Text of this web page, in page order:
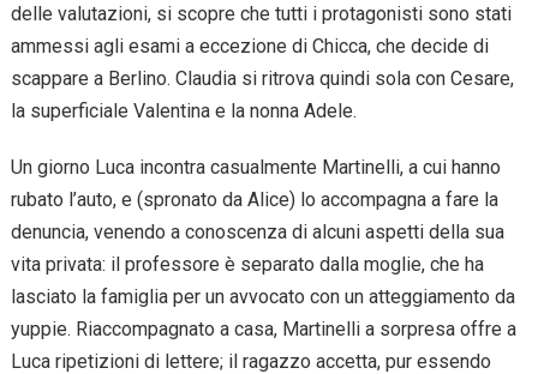
delle valutazioni, si scopre che tutti i protagonisti sono stati
ammessi agli esami a eccezione di Chicca, che decide di
scappare a Berlino. Claudia si ritrova quindi sola con Cesare,
la superficiale Valentina e la nonna Adele.
Un giorno Luca incontra casualmente Martinelli, a cui hanno
rubato l’auto, e (spronato da Alice) lo accompagna a fare la
denuncia, venendo a conoscenza di alcuni aspetti della sua
vita privata: il professore è separato dalla moglie, che ha
lasciato la famiglia per un avvocato con un atteggiamento da
yuppie. Riaccompagnato a casa, Martinelli a sorpresa offre a
Luca ripetizioni di lettere; il ragazzo accetta, pur essendo